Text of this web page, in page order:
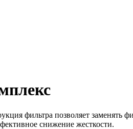
фильтра позволяет
снижение жесткости.